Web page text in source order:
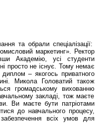
та обрали спеціалізації:
маркетинг». Ректор
Академію, усі студенти
просто не існує. Тому немає
– якогось приватного
Микола Головатий також
громадському вихованню
закладі, тож маєте
Ви маєте бути патріотами
до навчального процесу,
всіх умов для